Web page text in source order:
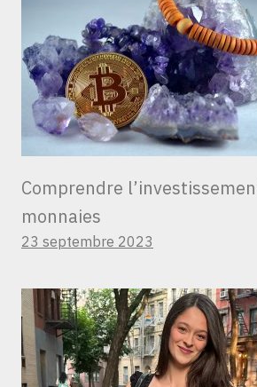
Comprendre
monnaies
23 septembre 2023